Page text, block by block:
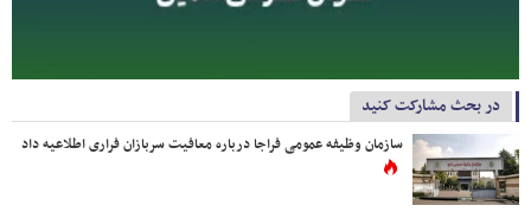
در بحث مشارکت کنید
سازمان وظیفه عمومی فراجا درباره معافیت سربازان فراری اطلاعیه داد